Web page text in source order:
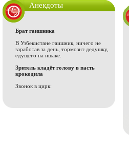
Анекдоты
Брат гаишника
В Узбекистане гаишник, ничего не
заработав за день, тормозит дедушку,
едущего на ишаке.
Зритель кладёт голову в пасть
крокодила
Звонок в цирк: